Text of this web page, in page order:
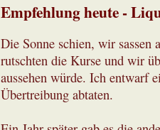
Empfehlung heute -
Die Sonne schien, wir
rutschten die Kurse und wir
aussehen würde. Ich entwarf
Übertreibung abtaten.